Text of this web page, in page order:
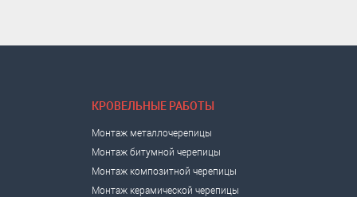
КРОВЕЛЬНЫЕ РАБОТЫ
Монтаж металлочерепицы
Монтаж битумной черепицы
Монтаж композитной черепицы
Монтаж керамической черепицы